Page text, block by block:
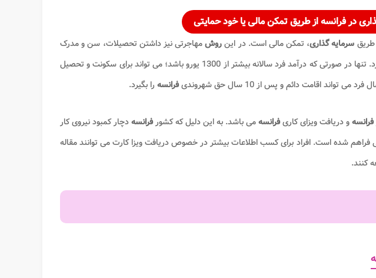
در فرانسهاز طریق تمکن مالی یا خود حمایتی
طریق سرمایه گذاری، تمکن مالی است. در اینروشمهاجرتی نیز داشتن تحصیلات، سن و مدرک
و دسگر آزمون ها اهمیتی ندارد. تنها در صورتی که درآمد فرد سالانه بیشتر از 1300 یورو باشد؛ می تواند برای سکونت و تحصیل
فرانسه را بگیرد.
فرانسهو دریافت ویزای کاریفرانسهمی باشد. به این دلیل که کشورفرانسهدچار کمبود نیروی کار
شده است. افراد برای کسب اطلاعات بیشتر در خصوص دریافت ویزا کارت می توانند مقاله
کنند.